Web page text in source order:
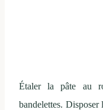
Étaler la pâte au
bandelettes.